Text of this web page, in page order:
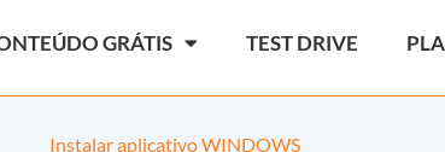
GRÁTIS TEST DRIVE
Instalar aplicativo WINDOWS